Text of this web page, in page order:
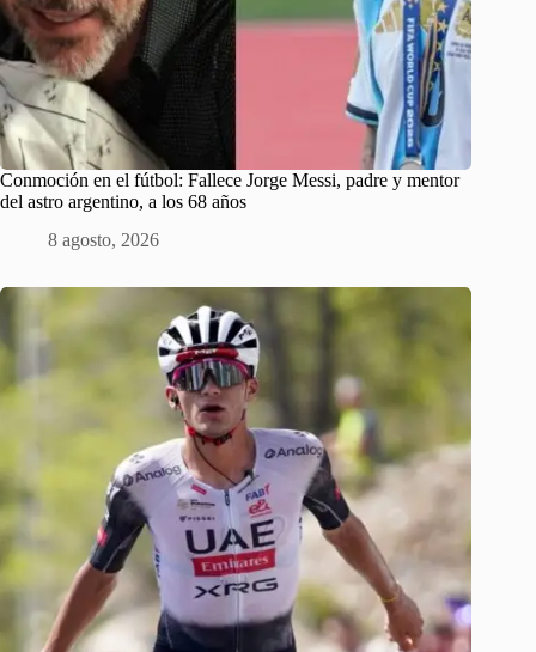
Conmoción en el fútbol: Fallece Jorge Messi, padre y mentor
del astro argentino, a los 68 años
8 agosto, 2026